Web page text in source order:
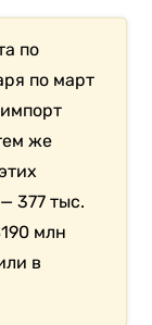
по
по март
же
377 тыс.
млн
в